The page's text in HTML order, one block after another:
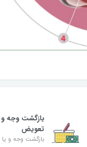
بازگشت وجه و
تعویض
بازگشت وجه و